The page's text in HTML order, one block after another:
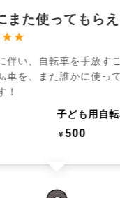
また使ってもらえ
伴い、自転車を手放す
車を、また誰かに使っ
！
子ども用自
￥500